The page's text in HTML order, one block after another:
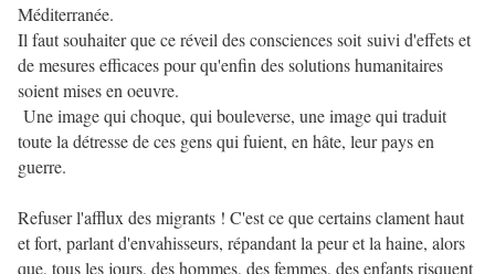
Méditerranée.
Il faut souhaiter que ce réveil des consciences soit suivi d'effets et
de mesures efficaces pour qu'enfin des solutions humanitaires
soient mises en oeuvre.
Une image qui choque, qui bouleverse, une image qui traduit
toute la détresse de ces gens qui fuient, en hâte, leur pays en
guerre.
Refuser l'afflux des migrants ! C'est ce que certains clament haut
et fort, parlant d'envahisseurs, répandant la peur et la haine, alors
que, tous les jours, des hommes, des femmes, des enfants risquent